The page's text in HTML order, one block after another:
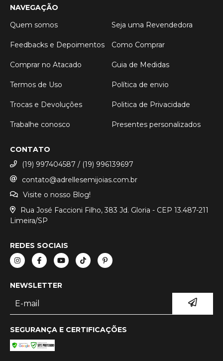
NAVEGAÇÃO
Quem somos
Seja uma Revendedora
Feedbacks e Depoimentos Como Comprar
Comprar no Atacado Guia de Medidas
Termos de Uso Política de envio
Trocas e Devoluções Politica de Privacidade
Trabalhe conosco Presentes personalizados
CONTATO
(19) 997404587 / (19) 996139697
contato@adrellesemijoias.com.br
Visite o nosso Blog!
Rua José Faccioni Filho, 383 Jd. Gloria - CEP 13.487-211
Limeira/SP
REDES SOCIAIS
NEWSLETTER
SEGURANÇA E CERTIFICAÇÕES